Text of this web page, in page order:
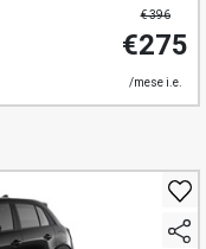
€ 396
€275
/mese i.e.